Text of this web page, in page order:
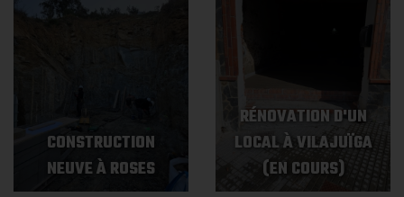
CONSTRUCTION
NEUVE À ROSES
RÉNOVATION D'UN
LOCAL À VILAJUÏGA
(EN COURS)